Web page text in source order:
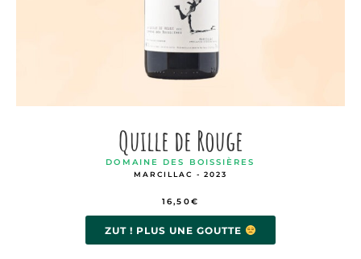
Quille de Rouge
DOMAINE DES BOISSIÈRES
MARCILLAC - 2023
16,50€
ZUT ! PLUS UNE GOUTTE